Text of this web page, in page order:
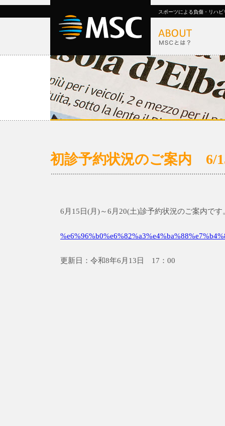
スポーツによる負傷・リハ
初診予約状況のご案内 6/
6月15日(月)～6月20(土)診予約状況のご案内です
更新日：令和8年6月13日 17：00